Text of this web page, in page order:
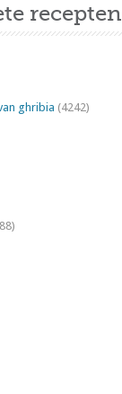
recepten
ghribia (4242)